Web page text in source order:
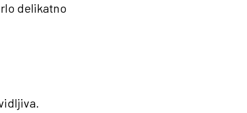
delikatno